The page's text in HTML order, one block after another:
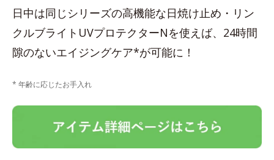
日中は同じシリーズの高機能な日焼け止め・リン
クルブライトUVプロテクターNを使えば、24時間
隙のないエイジングケア*が可能に！
* 年齢に応じたお手入れ